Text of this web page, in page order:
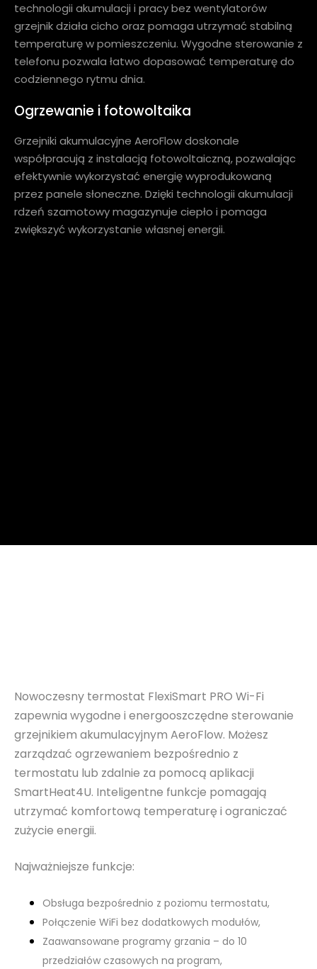
technologii akumulacji i pracy bez wentylatorów
grzejnik działa cicho oraz pomaga utrzymać stabilną
temperaturę w pomieszczeniu. Wygodne sterowanie z
telefonu pozwala łatwo dopasować temperaturę do
codziennego rytmu dnia.
Ogrzewanie i fotowoltaika
Grzejniki akumulacyjne AeroFlow doskonale
współpracują z instalacją fotowoltaiczną, pozwalając
efektywnie wykorzystać energię wyprodukowaną
przez panele słoneczne. Dzięki technologii akumulacji
rdzeń szamotowy magazynuje ciepło i pomaga
zwiększyć wykorzystanie własnej energii.
Nowoczesny termostat FlexiSmart PRO Wi-Fi
zapewnia wygodne i energooszczędne sterowanie
grzejnikiem akumulacyjnym AeroFlow. Możesz
zarządzać ogrzewaniem bezpośrednio z
termostatu lub zdalnie za pomocą aplikacji
SmartHeat4U. Inteligentne funkcje pomagają
utrzymać komfortową temperaturę i ograniczać
zużycie energii.
Najważniejsze funkcje:
Obsługa bezpośrednio z poziomu termostatu,
Połączenie WiFi bez dodatkowych modułów,
Zaawansowane programy grzania – do 10
przedziałów czasowych na program,